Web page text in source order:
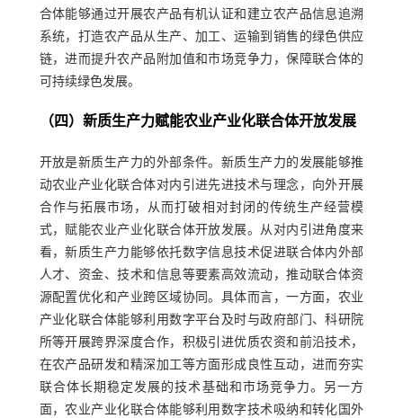
合体能够通过开展农产品有机认证和建立农产品信息追溯
系统，打造农产品从生产、加工、运输到销售的绿色供应
链，进而提升农产品附加值和市场竞争力，保障联合体的
可持续绿色发展。
（四）新质生产力赋能农业产业化联合体开放发展
开放是新质生产力的外部条件。新质生产力的发展能够推
动农业产业化联合体对内引进先进技术与理念，向外开展
合作与拓展市场，从而打破相对封闭的传统生产经营模
式，赋能农业产业化联合体开放发展。从对内引进角度来
看，新质生产力能够依托数字信息技术促进联合体内外部
人才、资金、技术和信息等要素高效流动，推动联合体资
源配置优化和产业跨区域协同。具体而言，一方面，农业
产业化联合体能够利用数字平台及时与政府部门、科研院
所等开展跨界深度合作，积极引进优质农资和前沿技术，
在农产品研发和精深加工等方面形成良性互动，进而夯实
联合体长期稳定发展的技术基础和市场竞争力。另一方
面，农业产业化联合体能够利用数字技术吸纳和转化国外